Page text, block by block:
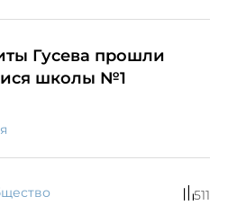
Гусева прошли
школы №1
511